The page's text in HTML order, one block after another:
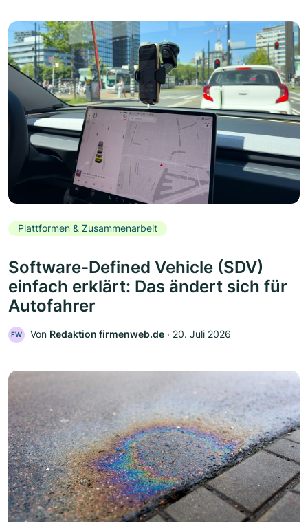
Plattformen & Zusammenarbeit
Software-Defined Vehicle (SDV)
einfach erklärt: Das ändert sich für
Autofahrer
FW Von Redaktion firmenweb.de ‧ 20. Juli 2026